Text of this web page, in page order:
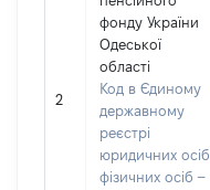
2
фонду України
Одеської
області
Код в Єдиному
державному
реєстрі
юридичних осіб,
фізичних осіб –